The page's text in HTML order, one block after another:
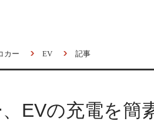
カー EV 記事
EVの充電を